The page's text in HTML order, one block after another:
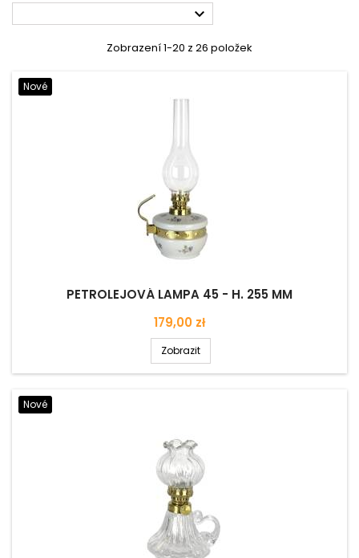

Zobrazení 1-20 z 26 položek
Nové
PETROLEJOVÁ LAMPA 45 - H. 255 MM
Cena
179,00 zł
Zobrazit
Nové